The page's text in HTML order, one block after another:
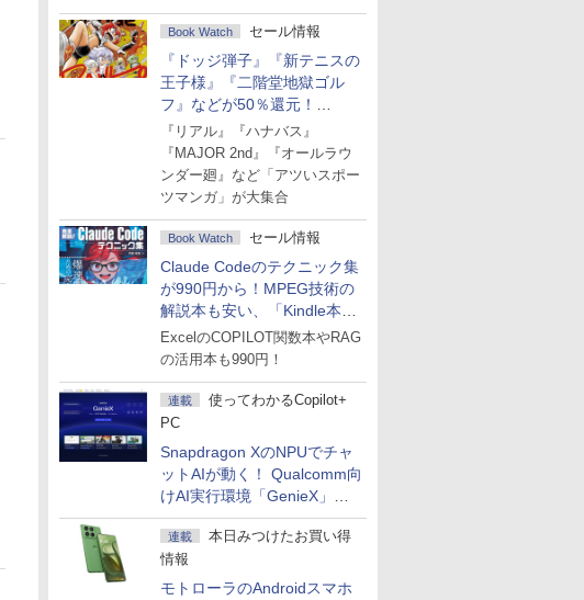
Book Watch セール情報
『ドッジ弾子』『新テニスの
王子様』『二階堂地獄ゴル
フ』などが50％還元！
Amazonマンガ週末セール
『リアル』『ハナバス』
『MAJOR 2nd』『オールラウ
ンダー廻』など「アツいスポー
ツマンガ」が大集合
Book Watch セール情報
Claude Codeのテクニック集
が990円から！MPEG技術の
解説本も安い、「Kindle本サ
マーセール」第2弾開始！
ExcelのCOPILOT関数本やRAG
の活用本も990円！
連載
使ってわかるCopilot+
PC
Snapdragon XのNPUでチャ
ットAIが動く！ Qualcomm向
けAI実行環境「GenieX」を
試してみた
連載
本日みつけたお買い得
情報
モトローラのAndroidスマホ